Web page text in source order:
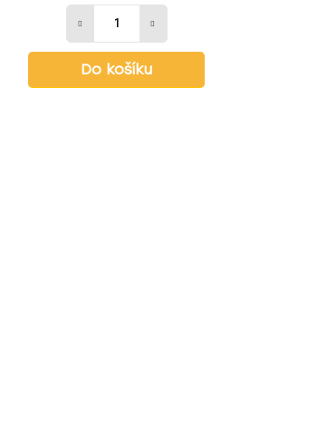
Do košíku